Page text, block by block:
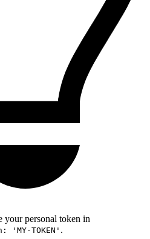
your personal token in
'MY-TOKEN' .